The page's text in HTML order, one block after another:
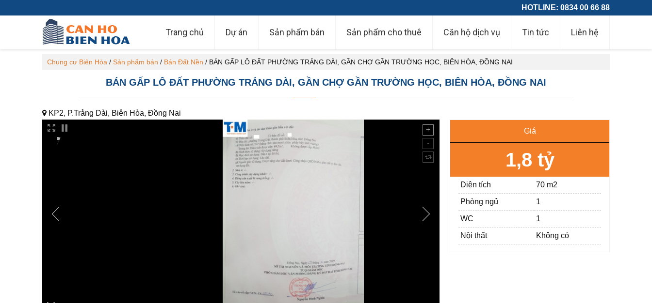
HOTLINE: 0834 00 66 88
Trang chủ Dự án Sản phẩm bán Sản phẩm cho thuê Căn hộ dịch vụ Tin tức Liên hệ
Chung cư Biên Hòa / Sản phẩm bán / Bán Đất Nền / BÁN GẤP LÔ ĐẤT PHƯỜNG TRẢNG DÀI, GẦN CHỢ GẦN TRƯỜNG HỌC, BIÊN HÒA, ĐỒNG NAI
BÁN GẤP LÔ ĐẤT PHƯỜNG TRẢNG DÀI, GẦN CHỢ GẦN TRƯỜNG HỌC, BIÊN HÒA, ĐỒNG NAI
KP2, P.Trảng Dài, Biên Hòa, Đồng Nai
Giá
1,8 tỷ
Diện tích 70 m2
Phòng ngủ 1
WC 1
Nội thất Không có